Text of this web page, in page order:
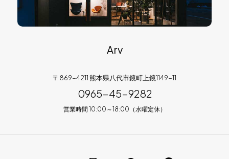
Arv
〒869-4211 熊本県八代市鏡町上鏡1149-11
0965-45-9282
営業時間 10:00～18:00（水曜定休）